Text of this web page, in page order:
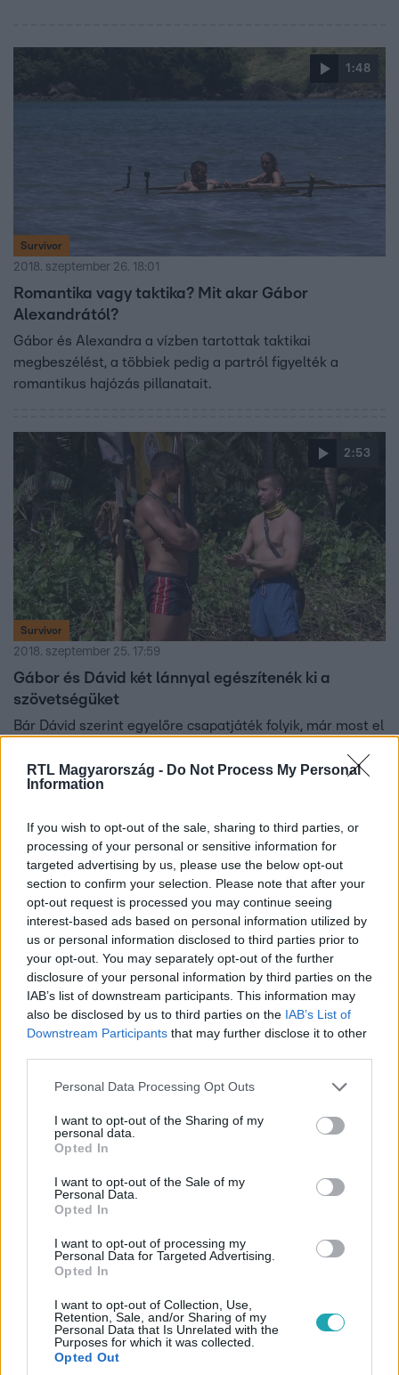
RTL Magyarország - Do Not Process My Personal
Information
If you wish to opt-out of the sale, sharing to third parties, or
processing of your personal or sensitive information for
targeted advertising by us, please use the below opt-out
section to confirm your selection. Please note that after your
opt-out request is processed you may continue seeing
interest-based ads based on personal information utilized by
us or personal information disclosed to third parties prior to
your opt-out. You may separately opt-out of the further
disclosure of your personal information by third parties on the
IAB’s list of downstream participants. This information may
also be disclosed by us to third parties on the IAB’s List of
Downstream Participants that may further disclose it to other
Please note that this website/app uses one or more Google
not limited to your visit or usage behaviour. You may click to
grant or deny consent to Google and its third-party tags to
use your data for below specified purposes in below Google
consent section.
Personal Data Processing Opt Outs
I want to opt-out of the Sharing of my
personal data.
Opted In
I want to opt-out of the Sale of my
Personal Data.
Opted In
I want to opt-out of processing my
Personal Data for Targeted Advertising.
Opted In
I want to opt-out of Collection, Use,
Retention, Sale, and/or Sharing of my
Personal Data that Is Unrelated with the
Purposes for which it was collected.
Opted Out
1:48
Survivor
2018. szeptember 26. 18:01
Romantika vagy taktika? Mit akar Gábor
Alexandrától?
Gábor és Alexandra a vízben tartottak taktikai
megbeszélést, a többiek pedig a partról figyelték a
romantikus hajózás pillanatait.
2:53
Survivor
2018. szeptember 25. 17:59
Gábor és Dávid két lánnyal egészítenék ki a
szövetségüket
Bár Dávid szerint egyelőre csapatjáték folyik, már most el
úgy tűnik, hogy megtalálták a közös hangot. Gábor
ráadásul kezd kialakítani egy bizalmi kapcsolatot
5:56
2018. szeptember 25. 17:59
Dávid és Gábor kőkemény taktikázásba kezdett
Gábor és Dávid kigondolták, hogy kitől szeretnének
tervüket véghez tudják vinni, további szövetségesekre
van szükségük. Vajon Alexandra és Viki is kapható lesz az